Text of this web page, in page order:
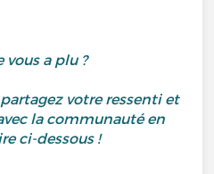
vous a plu ?
votre ressenti et
la communauté en
ci-dessous !